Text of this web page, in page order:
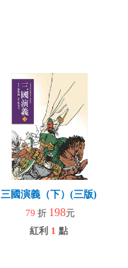
三國演義（下）(三版)
79 折 198元
紅利 1 點